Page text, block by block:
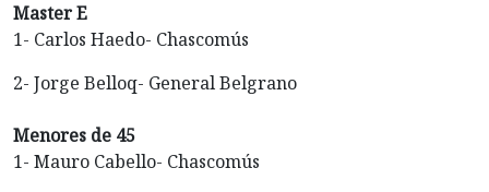
Master E
1- Carlos Haedo- Chascomús
2- Jorge Belloq- General Belgrano
Menores de 45
1- Mauro Cabello- Chascomús